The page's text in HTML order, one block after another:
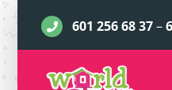
Saltar
al
contenido
601 256 68 37–